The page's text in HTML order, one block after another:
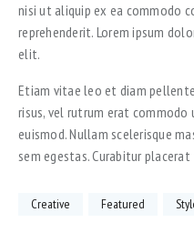
nisi ut aliquip ex ea commodo
reprehenderit. Lorem ipsum
elit.
Etiam vitae leo et diam
risus, vel rutrum erat
euismod. Nullam scelerisque
sem egestas. Curabitur
Creative Featured